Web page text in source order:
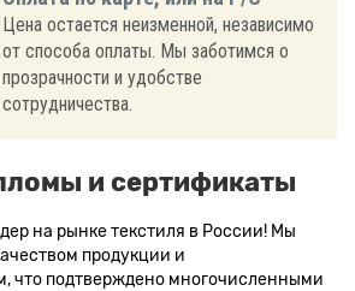
Цена остается неизменной, независимо
от способа оплаты. Мы заботимся о
прозрачности и удобстве
сотрудничества.
и сертификаты
на рынке текстиля в России! Мы
продукции и
что подтверждено многочисленными